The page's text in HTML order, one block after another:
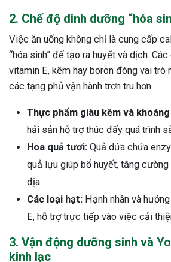
2. Chế độ dinh dưỡng “hóa
Việc ăn uống không chỉ là cung cấp
“hóa sinh” để tạo ra huyết và dịch.
vitamin E, kẽm hay boron đóng vai trò
các tạng phủ vận hành trơn tru hơn.
Thực phẩm giàu kẽm và
hải sản hỗ trợ thúc đẩy quá trình
Hoa quả tươi: Quả dứa chứa
quả lựu giúp bổ huyết, tăng
địa.
Các loại hạt: Hạnh nhân và
E, hỗ trợ trực tiếp vào việc cải
3. Vận động dưỡng sinh và
kinh lạc